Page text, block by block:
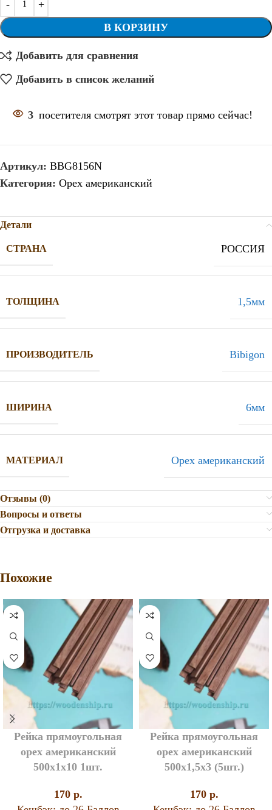
В КОРЗИНУ
Добавить для сравнения
Добавить в список желаний
3 посетителя смотрят этот товар прямо сейчас!
Артикул: BBG8156N
Категория: Орех американский
Детали
СТРАНА РОССИЯ
ТОЛЩИНА 1,5мм
ПРОИЗВОДИТЕЛЬ Bibigon
ШИРИНА 6мм
МАТЕРИАЛ Орех американский
Отзывы (0)
Вопросы и ответы
Отгрузка и доставка
Похожие
Рейка прямоугольная
орех американский
500х1х10 1шт.
170 p.
Рейка прямоугольная
орех американский
500х1,5х3 (5шт.)
170 p.